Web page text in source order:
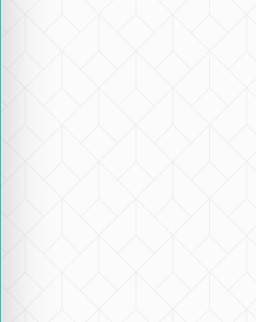
service. We have
to travel
cities in Taiwan.
has been
and arrives
time. As there is
English it
difficulty out of
the
details and
prior to the
convenient.